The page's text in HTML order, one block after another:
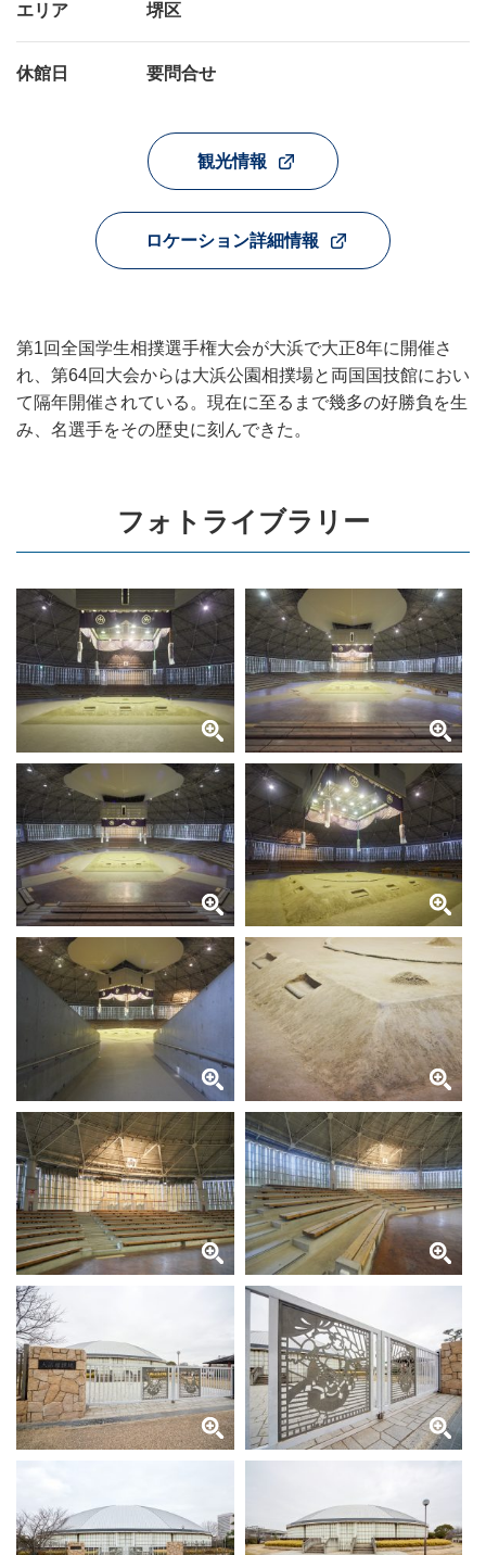
エリア 堺区
休館日 要問合せ
観光情報
ロケーション詳細情報
第1回全国学生相撲選手権大会が大浜で大正8年に開催さ
れ、第64回大会からは大浜公園相撲場と両国国技館におい
て隔年開催されている。現在に至るまで幾多の好勝負を生
み、名選手をその歴史に刻んできた。
フォトライブラリー